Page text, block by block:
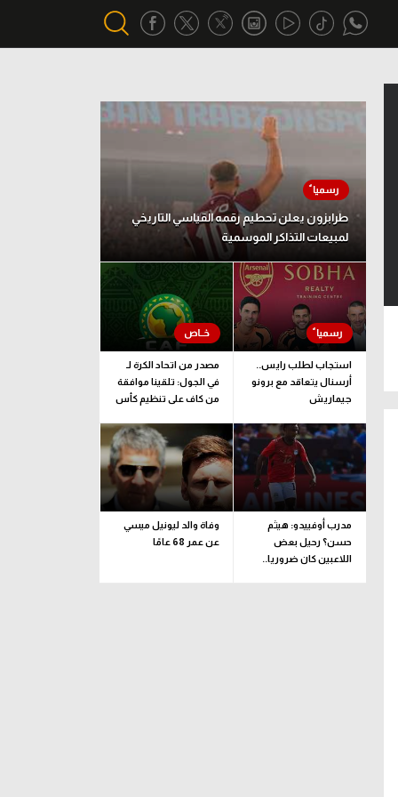
أقسام خاصة
Gamers
ميركاتو
تحقيق في الجول
تقرير في الجول
تحليل في الجول
حكايات في الجول
كويز في الجول
فيديو في الجول
طرابزون يعلن تحطيم رقمه القياسي التاريخي
لمبيعات التذاكر الموسمية
استجاب لطلب رايس..
أرسنال يتعاقد مع برونو
جيماريش
مصدر من اتحاد الكرة لـ
في الجول: تلقينا موافقة
من كاف على تنظيم كأس
مدرب أوفييدو: هيثم
حسن؟ رحيل بعض
اللاعبين كان ضروريا..
وفاة والد ليونيل ميسي
عن عمر 68 عامًا